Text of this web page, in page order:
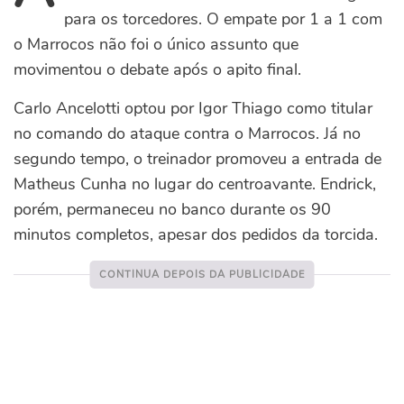
para os torcedores. O empate por 1 a 1 com
o Marrocos não foi o único assunto que
movimentou o debate após o apito final.
Carlo Ancelotti optou por Igor Thiago como titular
no comando do ataque contra o Marrocos. Já no
segundo tempo, o treinador promoveu a entrada de
Matheus Cunha no lugar do centroavante. Endrick,
porém, permaneceu no banco durante os 90
minutos completos, apesar dos pedidos da torcida.